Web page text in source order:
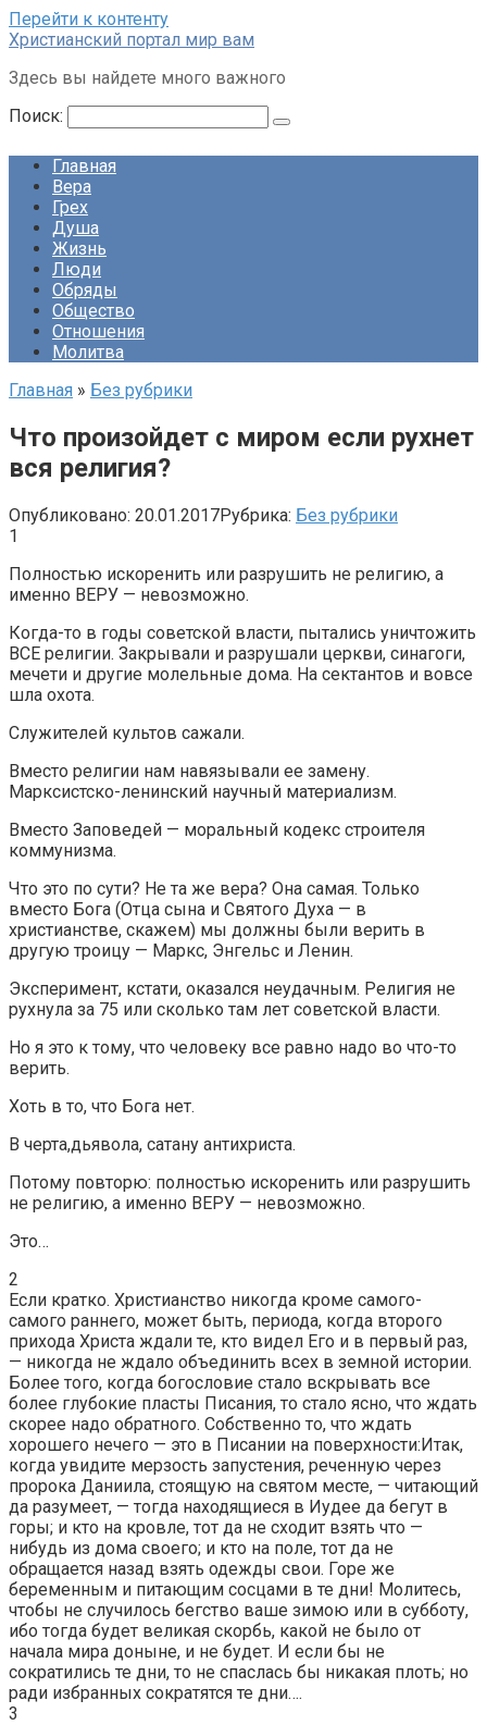
Перейти к контенту
Христианский портал мир вам
Здесь вы найдете много важного
Поиск:
Главная
Вера
Грех
Душа
Жизнь
Люди
Обряды
Общество
Отношения
Молитва
Главная » Без рубрики
Что произойдет с миром если рухнет
вся религия?
Опубликовано: 20.01.2017Рубрика: Без рубрики
1
Полностью искоренить или разрушить не религию, а
именно ВЕРУ — невозможно.
Когда-то в годы советской власти, пытались уничтожить
ВСЕ религии. Закрывали и разрушали церкви, синагоги,
мечети и другие молельные дома. На сектантов и вовсе
шла охота.
Служителей культов сажали.
Вместо религии нам навязывали ее замену.
Марксистско-ленинский научный материализм.
Вместо Заповедей — моральный кодекс строителя
коммунизма.
Что это по сути? Не та же вера? Она самая. Только
вместо Бога (Отца сына и Святого Духа — в
христианстве, скажем) мы должны были верить в
другую троицу — Маркс, Энгельс и Ленин.
Эксперимент, кстати, оказался неудачным. Религия не
рухнула за 75 или сколько там лет советской власти.
Но я это к тому, что человеку все равно надо во что-то
верить.
Хоть в то, что Бога нет.
В черта,дьявола, сатану антихриста.
Потому повторю: полностью искоренить или разрушить
не религию, а именно ВЕРУ — невозможно.
Это…
2
Если кратко. Христианство никогда кроме самого-
самого раннего, может быть, периода, когда второго
прихода Христа ждали те, кто видел Его и в первый раз,
— никогда не ждало объединить всех в земной истории.
Более того, когда богословие стало вскрывать все
более глубокие пласты Писания, то стало ясно, что ждать
скорее надо обратного. Собственно то, что ждать
хорошего нечего — это в Писании на поверхности:Итак,
когда увидите мерзость запустения, реченную через
пророка Даниила, стоящую на святом месте, — читающий
да разумеет, — тогда находящиеся в Иудее да бегут в
горы; и кто на кровле, тот да не сходит взять что —
нибудь из дома своего; и кто на поле, тот да не
обращается назад взять одежды свои. Горе же
беременным и питающим сосцами в те дни! Молитесь,
чтобы не случилось бегство ваше зимою или в субботу,
ибо тогда будет великая скорбь, какой не было от
начала мира доныне, и не будет. И если бы не
сократились те дни, то не спаслась бы никакая плоть; но
ради избранных сократятся те дни….
3